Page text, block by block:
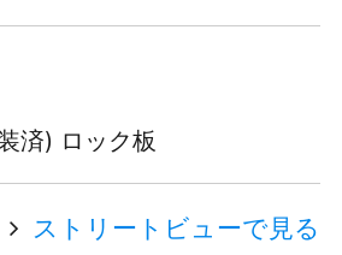
済) ロック板
ストリートビューで見る